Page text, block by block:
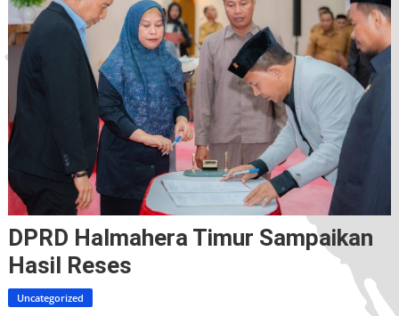
DPRD Halmahera Timur Sampaikan
Hasil Reses
Uncategorized